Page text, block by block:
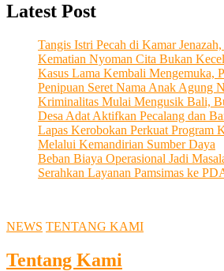
Latest Post
Tangis Istri Pecah di Kamar
Kematian Nyoman Cita Bukan
Kasus Lama Kembali Mengemuka,
Penipuan Seret Nama Anak Agung
Kriminalitas Mulai Mengusik Bali,
Desa Adat Aktifkan Pecalang dan
Lapas Kerobokan Perkuat Program
Melalui Kemandirian Sumber Daya
Beban Biaya Operasional Jadi
Serahkan Layanan Pamsimas ke
NEWS TENTANG KAMI
Tentang Kami